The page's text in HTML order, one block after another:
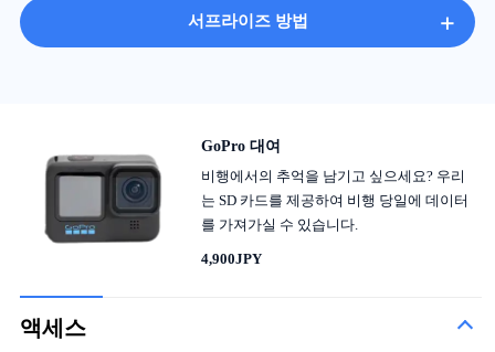
서프라이즈 방법 +
GoPro 대여
비행에서의 추억을 남기고 싶으세요? 우리
는 SD 카드를 제공하여 비행 당일에 데이터
를 가져가실 수 있습니다.
4,900JPY
액세스